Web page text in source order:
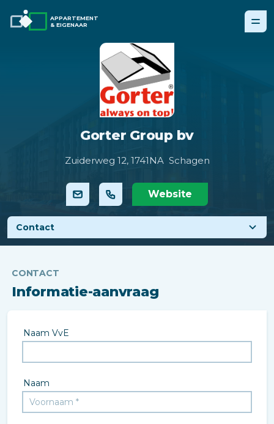
APPARTEMENT
& EIGENAAR
Gorter Group bv
Zuiderweg 12, 1741NA Schagen
Website
Contact
CONTACT
Informatie-aanvraag
Naam VvE
Naam